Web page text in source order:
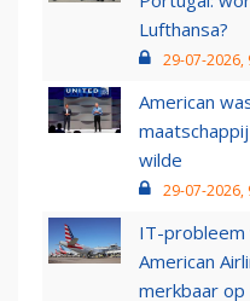
Lufthansa?
29-07-2026,
American
wilde
29-07-2026,
IT-
American
merkbaar op